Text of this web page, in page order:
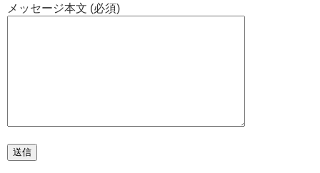
メッセージ本文 (必須)